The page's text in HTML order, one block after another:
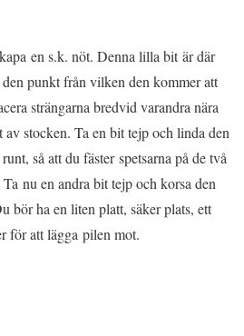
en s.k. nöt. Denna lilla bit är där
punkt från vilken den kommer att
strängarna bredvid varandra nära
stocken. Ta en bit tejp och linda den
så att du fäster spetsarna på de två
nu en andra bit tejp och korsa den
bör ha en liten platt, säker plats, ett
för att lägga pilen mot.